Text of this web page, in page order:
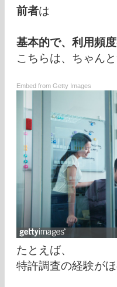
前者は
基本的で、利用頻
こちらは、ちゃん
Embed from Getty Images
たとえば、
特許調査の経験が